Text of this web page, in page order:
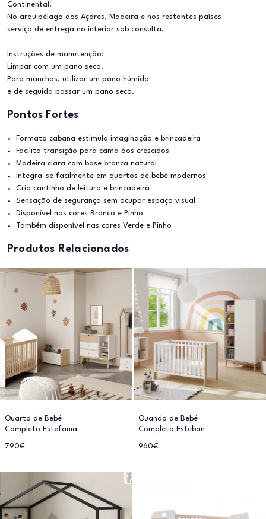
Continental.
No arquipélago dos Açores, Madeira e nos restantes países
serviço de entrega no interior sob consulta.
Instruções de manutenção:
Limpar com um pano seco.
Para manchas, utilizar um pano húmido
e de seguida passar um pano seco.
Pontos Fortes
Formato cabana estimula imaginação e brincadeira
Facilita transição para cama dos crescidos
Madeira clara com base branca natural
Integra-se facilmente em quartos de bebé modernos
Cria cantinho de leitura e brincadeira
Sensação de segurança sem ocupar espaço visual
Disponível nas cores Branco e Pinho
Também disponível nas cores Verde e Pinho
Produtos Relacionados
Quarto de Bebé
Completo Estefania
790€
Quando de Bebé
Completo Esteban
960€